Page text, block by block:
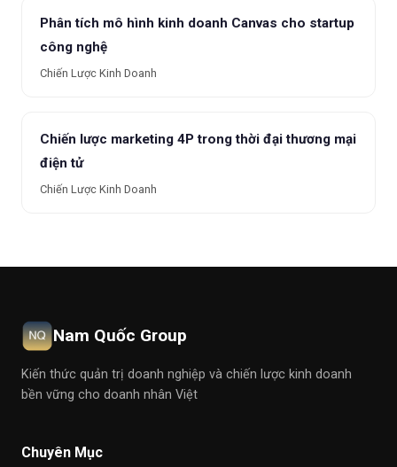
Phân tích mô hình kinh doanh Canvas cho startup
công nghệ
Chiến Lược Kinh Doanh
Chiến lược marketing 4P trong thời đại thương mại
điện tử
Chiến Lược Kinh Doanh
Nam Quốc Group
Kiến thức quản trị doanh nghiệp và chiến lược kinh doanh
bền vững cho doanh nhân Việt
Chuyên Mục